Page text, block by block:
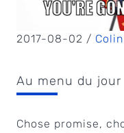
2017-08-02 /
Au menu du jour
Chose promise,